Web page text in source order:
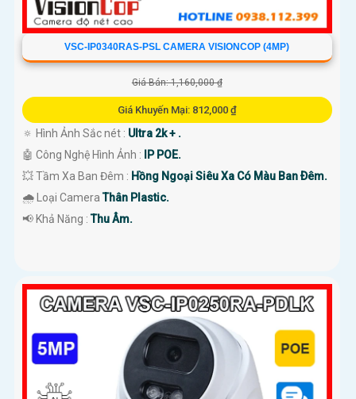
VSC-IP0340RAS-PSL CAMERA VISIONCOP (4MP)
Giá Bán: 1,160,000 ₫
Giá Khuyến Mại: 812,000 ₫
🔅 Hình Ảnh Sắc nét : Ultra 2k + .
🤖️ Công Nghệ Hình Ảnh : IP POE.
💥 Tầm Xa Ban Đêm : Hồng Ngoại Siêu Xa Có Màu Ban Ðêm.
🌧️ Loại CameraThân Plastic.
️📢 Khả Năng :Thu Âm.